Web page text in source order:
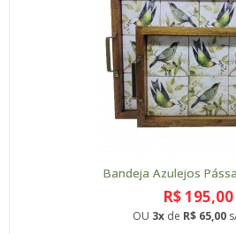
Bandeja Azulejos
R$ 195,00
OU 3x de R$ 65,00